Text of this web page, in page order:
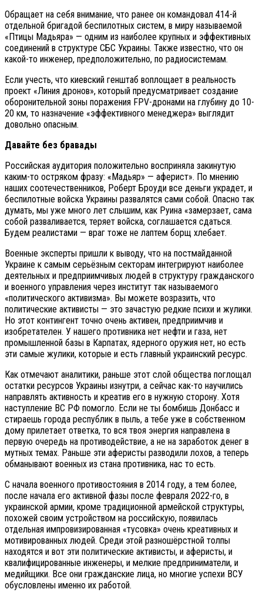
Обращает на себя внимание, что ранее он командовал 414-й
отдельной бригадой беспилотных систем, в миру называемой
«Птицы Мадьяра» — одним из наиболее крупных и эффективных
соединений в структуре СБС Украины. Также известно, что он
какой-то инженер, предположительно, по радиосистемам.
Если учесть, что киевский генштаб воплощает в реальность
проект «Линия дронов», который предусматривает создание
оборонительной зоны поражения FPV-дронами на глубину до 10-
20 км, то назначение «эффективного менеджера» выглядит
довольно опасным.
Давайте без бравады
Российская аудитория положительно восприняла закинутую
каким-то остряком фразу: «Мадьяр» — аферист». По мнению
наших соотечественников, Роберт Броуди все деньги украдет, и
беспилотные войска Украины развалятся сами собой. Опасно так
думать, мы уже много лет слышим, как Руина «замерзает, сама
собой разваливается, теряет войска, соглашается сдаться.
Будем реалистами — враг тоже не лаптем борщ хлебает.
Военные эксперты пришли к выводу, что на постмайданной
Украине к самым серьёзным секторам интегрируют наиболее
деятельных и предприимчивых людей в структуру гражданского
и военного управления через институт так называемого
«политического активизма». Вы можете возразить, что
политические активисты — это зачастую редкие психи и жулики.
Но этот контингент точно очень активен, предприимчив и
изобретателен. У нашего противника нет нефти и газа, нет
промышленной базы в Карпатах, ядерного оружия нет, но есть
эти самые жулики, которые и есть главный украинский ресурс.
Как отмечают аналитики, раньше этот слой общества поглощал
остатки ресурсов Украины изнутри, а сейчас как-то научились
направлять активность и креатив его в нужную сторону. Хотя
наступление ВС РФ помогло. Если не ты бомбишь Донбасс и
стираешь города республик в пыль, а тебе уже в собственном
дому прилетает ответка, то вся твоя энергия направлена в
первую очередь на противодействие, а не на заработок денег в
мутных темах. Раньше эти аферисты разводили лохов, а теперь
обманывают военных из стана противника, нас то есть.
С начала военного противостояния в 2014 году, а тем более,
после начала его активной фазы после февраля 2022-го, в
украинской армии, кроме традиционной армейской структуры,
похожей своим устройством на российскую, появилась
отдельная импровизированная «тусовка» очень креативных и
мотивированных людей. Среди этой разношёрстной толпы
находятся и вот эти политические активисты, и аферисты, и
квалифицированные инженеры, и мелкие предприниматели, и
медийщики. Все они гражданские лица, но многие успехи ВСУ
обусловлены именно их работой.